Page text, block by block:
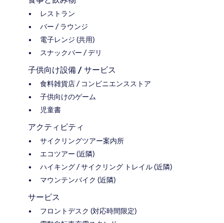
レストラン
バー / ラウンジ
電子レンジ (共用)
スナックバー / デリ
子供向け設備 / サービス
食料雑貨店 / コンビニエンスストア
子供向けのゲーム
児童書
アクティビティ
サイクリングツアー案内所
エコツアー (近隣)
ハイキング / サイクリング トレイル (近隣)
マウンテンバイク (近隣)
サービス
フロントデスク (対応時間限定)